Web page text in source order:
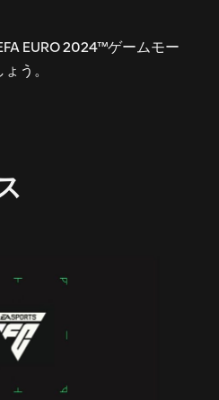
EURO 2024™ゲームモー
う。